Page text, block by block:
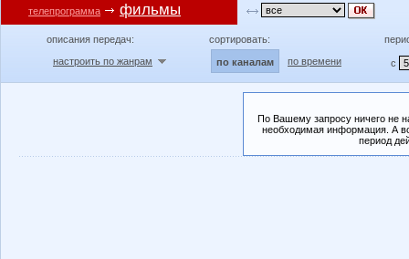
телепрограмма фильмы
описания передач:
настроить по жанрам
сортировать:
по каналам по времени с
По Вашему запросу ничего не
необходимая информация. А
период